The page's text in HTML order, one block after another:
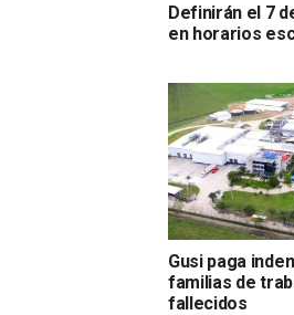
Definirán el 7
en horarios
Gusi paga
familias de
fallecidos